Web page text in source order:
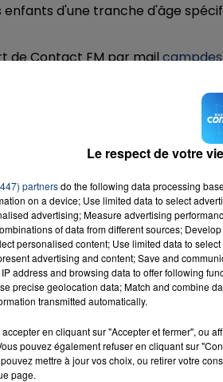
d'une tranche d'âge
de Contact FM par mail
& ED
SHEERAN
Le respect de votre
partnersdo the following data processing
on a device; Use limited data to select
advertising; Measure advertising
of data from different sources;
personalised content; Use limited data to
advertising and content; Save and
address and browsing data to offer following
precise geolocation data; Match and combine
transmitted automatically.
en cliquant sur "Accepter et fermer", ou
pouvez également refuser en cliquant sur
mettre à jour vos choix, ou retirer votre
page.